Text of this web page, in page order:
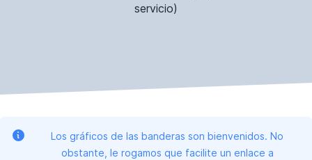
servicio)
Los gráficos de las banderas son bienvenidos. No
obstante, le rogamos que facilite un enlace a